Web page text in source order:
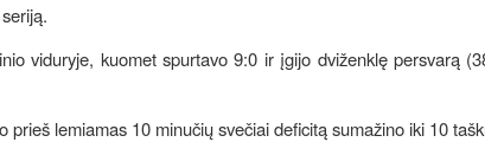
viduryje, kuomet spurtavo 9:0 ir įgijo dviženklę persvarą
prieš lemiamas 10 minučių svečiai deficitą sumažino iki 10